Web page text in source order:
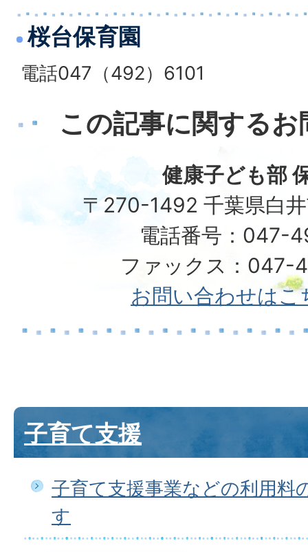
桜台保育園
電話047（492）6101
この記事に関する
健康子ども部
〒270-1492 千葉県白
電話番号：047-
ファックス：047-
お問い合わせはこ
子育て支援
子育て支援事業などの利用料
す